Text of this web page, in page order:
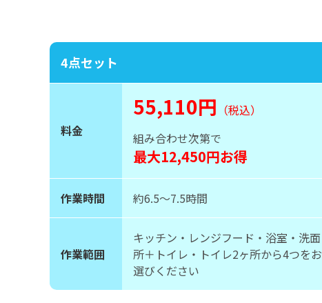
4点セット
料金
55,110円 （税込）
組み合わせ次第で
最大12,450円お得
作業時間 約6.5〜7.5時間
作業範囲
キッチン・レンジフード・浴室・洗面
所＋トイレ・トイレ2ヶ所から4つをお
選びください